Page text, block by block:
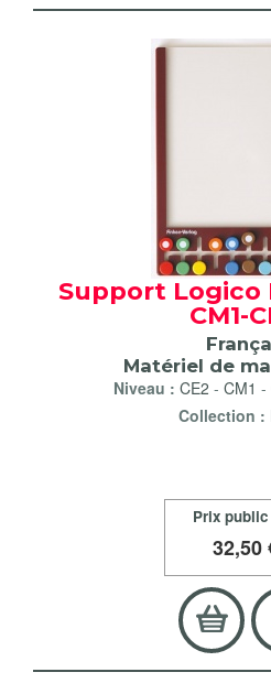
Support Logico
CM1-
Matériel de
Niveau : CE2 - CM1 -
Collection :
Prix public
32,50